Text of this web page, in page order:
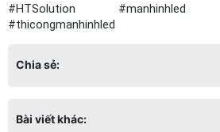
#HTSolution #manhinhled
#thicongmanhinhled
Chia sẻ:
Bài viết khác: